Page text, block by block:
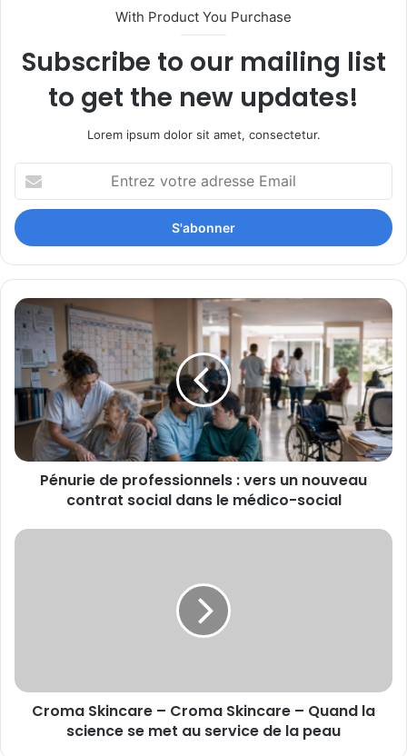
With Product You Purchase
Subscribe to our mailing list
to get the new updates!
Lorem ipsum dolor sit amet, consectetur.
votre
adresse
Email
Pénurie
de
professionnels
vers
un
nouveau
contrat
social
social
Pénurie de professionnels : vers un nouveau
contrat social dans le médico-social
Croma
science
Croma Skincare – Croma Skincare – Quand la
science se met au service de la peau